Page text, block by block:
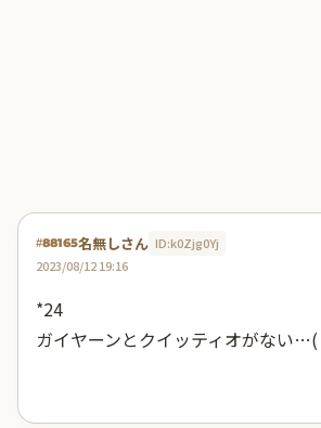
#88165名無しさん ID:k0Zjg0Yj
2023/08/12 19:16
*24
ガイヤーンとクイッティオがない